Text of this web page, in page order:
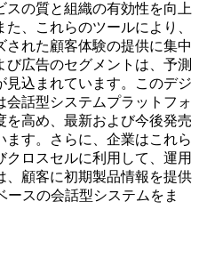
の質と組織の有効性を向上
、これらのツールにより、
れた顧客体験の提供に集中
広告のセグメントは、予測
込まれています。このデジ
会話型システムプラットフォ
を高め、最新および今後発売
ます。さらに、企業はこれら
ロスセルに利用して、運用
、顧客に初期製品情報を提供
ースの会話型システムをま